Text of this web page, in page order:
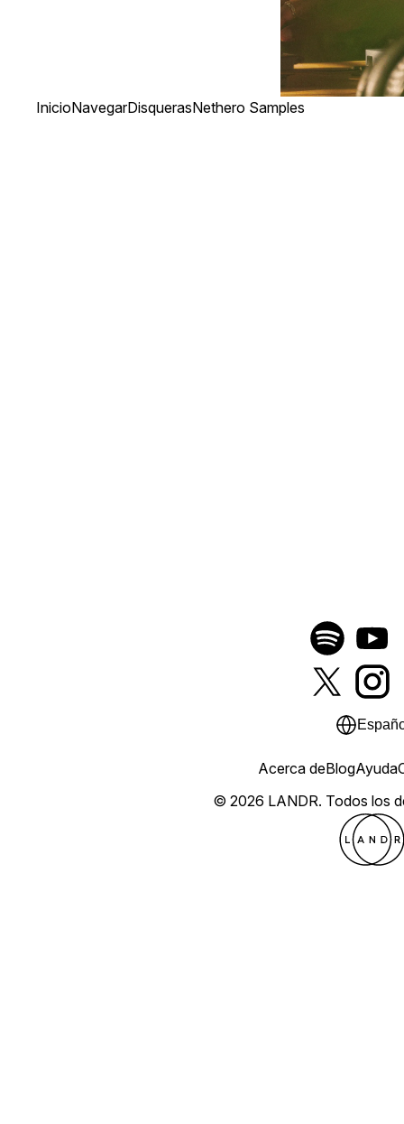
InicioNavegarDisquerasNethero Samples
© 2026 LANDR. Todos los
Acerca deBlogAyuda